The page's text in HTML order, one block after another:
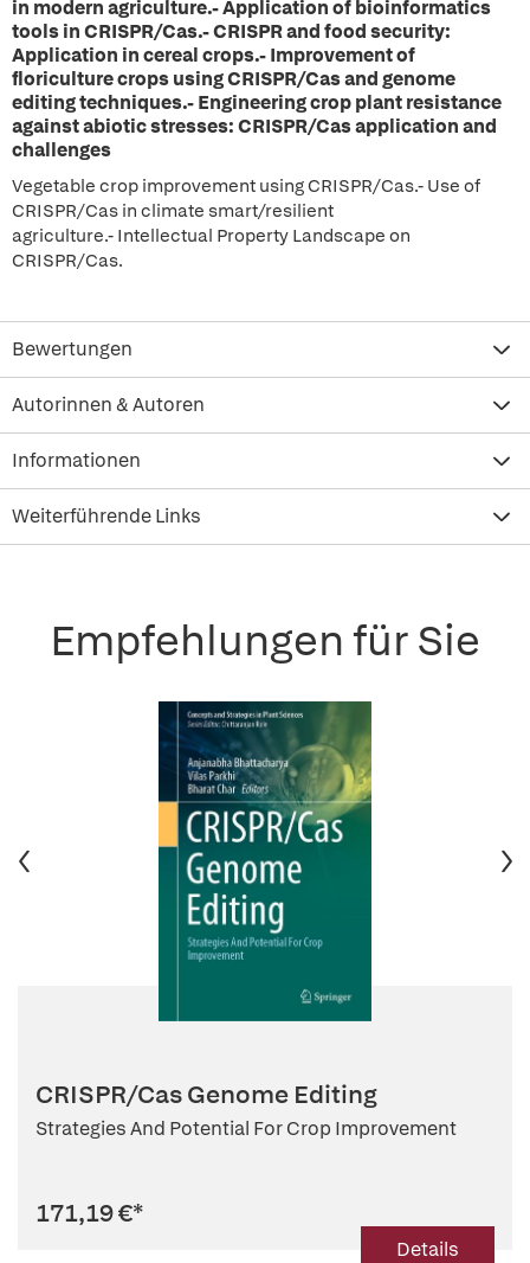
in modern agriculture.- Application of bioinformatics
tools in CRISPR/Cas.- CRISPR and food security:
Application in cereal crops.- Improvement of
floriculture crops using CRISPR/Cas and genome
editing techniques.- Engineering crop plant resistance
against abiotic stresses: CRISPR/Cas application and
challenges
Vegetable crop improvement using CRISPR/Cas.- Use of
CRISPR/Cas in climate smart/resilient
agriculture.- Intellectual Property Landscape on
CRISPR/Cas.
Bewertungen
Autorinnen & Autoren
Informationen
Weiterführende Links
Empfehlungen für Sie
CRISPR/Cas Genome Editing
Strategies And Potential For Crop Improvement
171,19 €*
Details